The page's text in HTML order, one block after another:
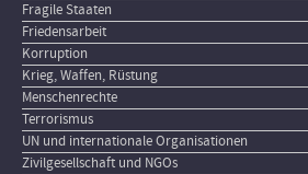
Fragile Staaten
Friedensarbeit
Korruption
Krieg, Waffen, Rüstung
Menschenrechte
Terrorismus
UN und internationale Organisationen
Zivilgesellschaft und NGOs